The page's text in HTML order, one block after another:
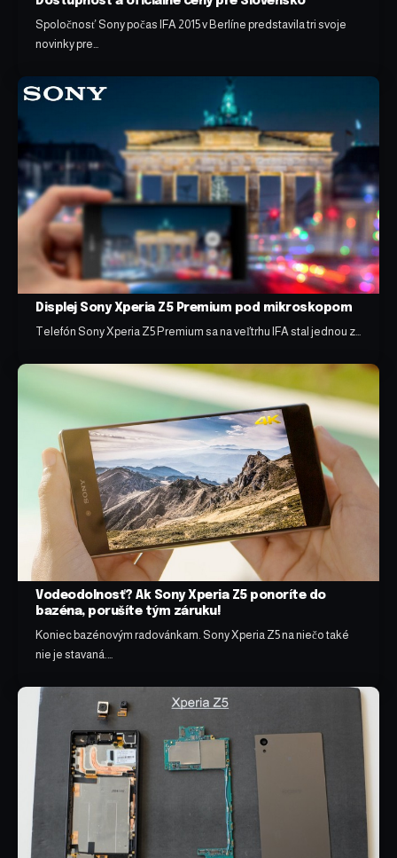
Spoločnosť Sony počas IFA 2015 v Berlíne predstavila tri svoje
novinky pre…
Displej Sony Xperia Z5 Premium pod mikroskopom
Telefón Sony Xperia Z5 Premium sa na veľtrhu IFA stal jednou z…
Vodeodolnosť? Ak Sony Xperia Z5 ponoríte do
bazéna, porušíte tým záruku!
Koniec bazénovým radovánkam. Sony Xperia Z5 na niečo také
nie je stavaná.…